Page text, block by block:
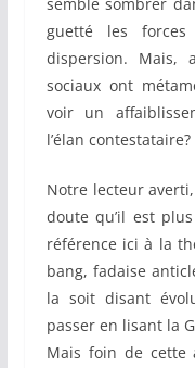
guetté les forces
dispersion. Mais,
sociaux ont
voir un
l’élan contestataire?
Notre lecteur
doute qu’il est
référence ici à la
bang, fadaise
la soit disant
passer en lisant la
Mais foin de cette